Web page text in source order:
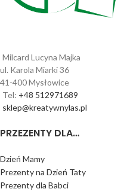
Milcard Lucyna Majka
ul. Karola Miarki 36
41-400 Mysłowice
Tel: +48 512971689
sklep@kreatywnylas.pl
PRZEZENTY DLA…
Dzień Mamy
Prezenty na Dzień Taty
Prezenty dla Babci